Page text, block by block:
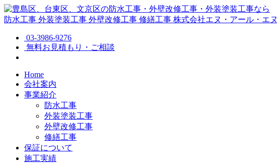
防水工事 外装塗装工事 外壁改修工事 修繕工事 株式会社エヌ・アール・エヌ
03-3986-9276
無料お見積もり・ご相談
Home
会社案内
事業紹介
防水工事
外装塗装工事
外壁改修工事
修繕工事
保証について
施工実績